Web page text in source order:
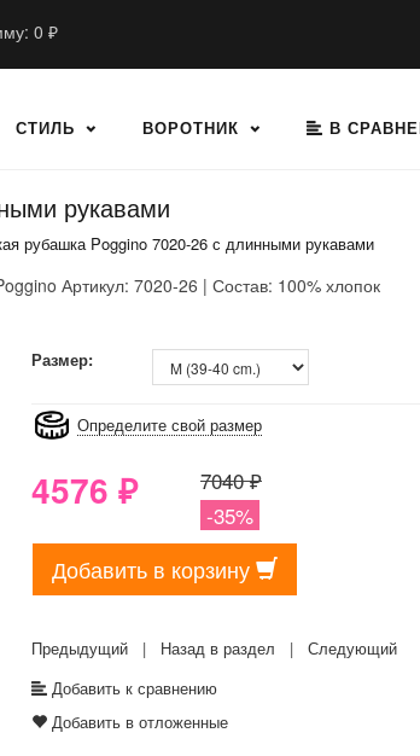
0 ₽
СТИЛЬ ВОРОТНИК В
рукавами
рубашка Poggino 7020-26 с длинными рукавами
Артикул: 7020-26 | Состав: 100% хлопок
Размер:
Определите свой размер
4576 ₽
7040 ₽
-35%
Добавить в корзину
Предыдущий | Назад в раздел | Следующий
Добавить к сравнению
Добавить в отложенные